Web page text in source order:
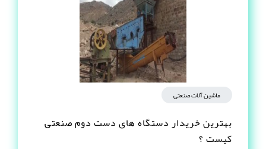
ماشین آلات صنعتی
بهترین خریدار دستگاه های دست دوم صنعتی
کیست ؟